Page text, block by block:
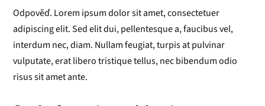
Odpověď. Lorem ipsum dolor sit amet, consectetuer
adipiscing elit. Sed elit dui, pellentesque a, faucibus vel,
interdum nec, diam. Nullam feugiat, turpis at pulvinar
vulputate, erat libero tristique tellus, nec bibendum odio
risus sit amet ante.